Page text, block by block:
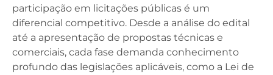
participação em licitações públicas é um
diferencial competitivo. Desde a análise do edital
até a apresentação de propostas técnicas e
comerciais, cada fase demanda conhecimento
profundo das legislações aplicáveis, como a Lei de